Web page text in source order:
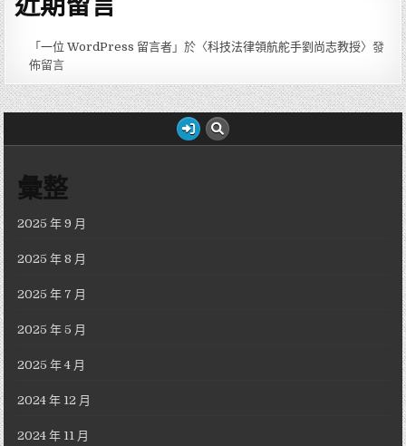
「一位 WordPress 留言者 」於〈科技法律領航舵手劉尚志教授〉發
佈留言
彙整
2025 年 9 月
2025 年 8 月
2025 年 7 月
2025 年 5 月
2025 年 4 月
2024 年 12 月
2024 年 11 月